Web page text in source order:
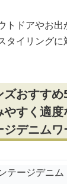
トドアやお出
イリングに
おすすめ
すく適
デニム